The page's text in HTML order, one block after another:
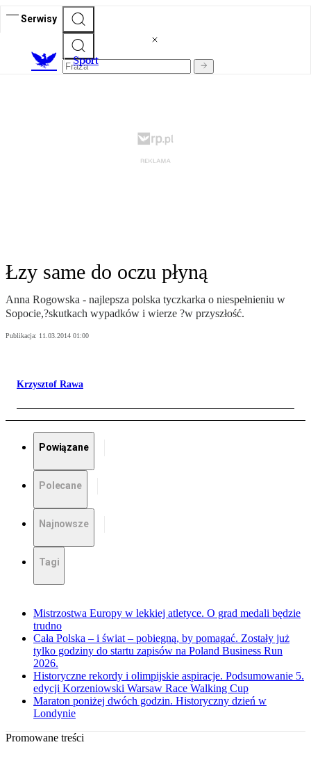
Serwisy
Sport
Łzy same do oczu płyną
Anna Rogowska - najlepsza polska tyczkarka o niespełnieniu w
Sopocie,?skutkach wypadków i wierze ?w przyszłość.
Publikacja: 11.03.2014 01:00
Krzysztof Rawa
Powiązane
Polecane
Najnowsze
Tagi
Mistrzostwa Europy w lekkiej atletyce. O grad medali będzie
trudno
Cała Polska – i świat – pobiegną, by pomagać. Zostały już
tylko godziny do startu zapisów na Poland Business Run
2026.
Historyczne rekordy i olimpijskie aspiracje. Podsumowanie 5.
edycji Korzeniowski Warsaw Race Walking Cup
Maraton poniżej dwóch godzin. Historyczny dzień w
Londynie
Promowane treści